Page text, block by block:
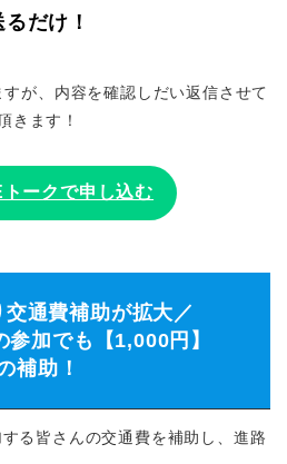
るだけ！
が、内容を確認しだい返信させて
きます！
ークで申し込む
通費補助が拡大／
加でも【1,000円】
補助！
る皆さんの交通費を補助し、進路